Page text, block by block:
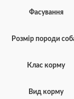
Фасування
Розмір породи
Клас корму
Вид корму